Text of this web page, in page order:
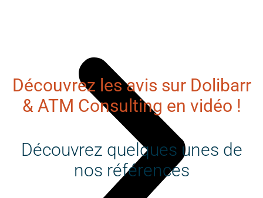
Découvrez les avis sur Dolibarr
& ATM Consulting en vidéo !
Découvrez quelques unes de
nos références